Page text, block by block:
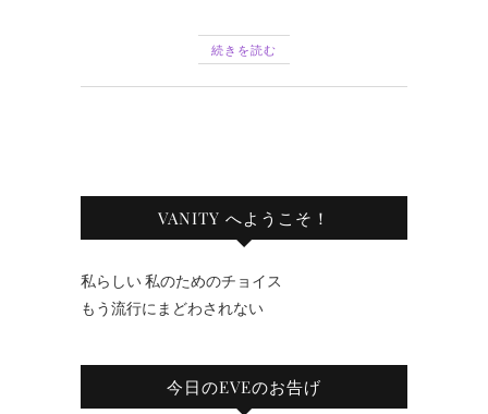
続きを読む
VANITY へようこそ！
私らしい 私のためのチョイス
もう流行にまどわされない
今日のEVEのお告げ